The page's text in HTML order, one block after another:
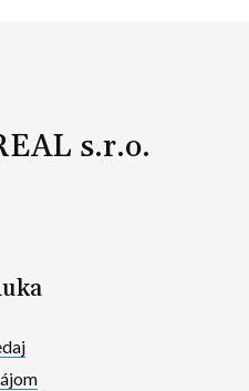
s.r.o.